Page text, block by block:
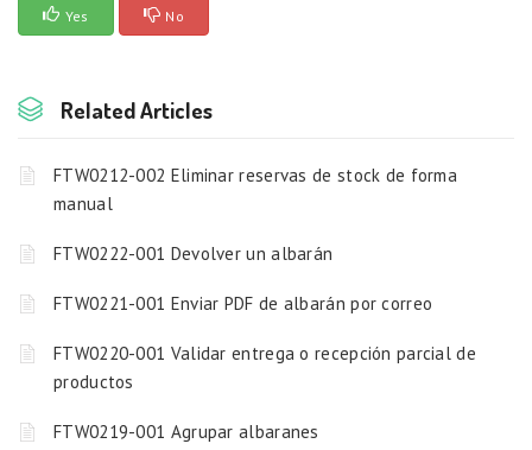
Yes No
Related Articles
FTW0212-002 Eliminar reservas de stock de forma
manual
FTW0222-001 Devolver un albarán
FTW0221-001 Enviar PDF de albarán por correo
FTW0220-001 Validar entrega o recepción parcial de
productos
FTW0219-001 Agrupar albaranes